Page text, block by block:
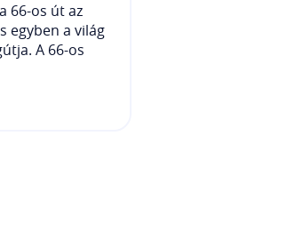
66-os út az
egyben a világ
A 66-os